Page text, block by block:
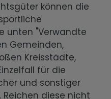
können die
unten "Verwandte
Gemeinden,
Kreisstädte,
für die
und sonstiger
diese nicht